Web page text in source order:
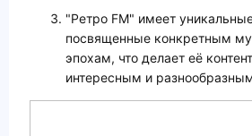
"Ретро FM" имеет
посвященные конкретным
эпохам, что делает её
интересным и